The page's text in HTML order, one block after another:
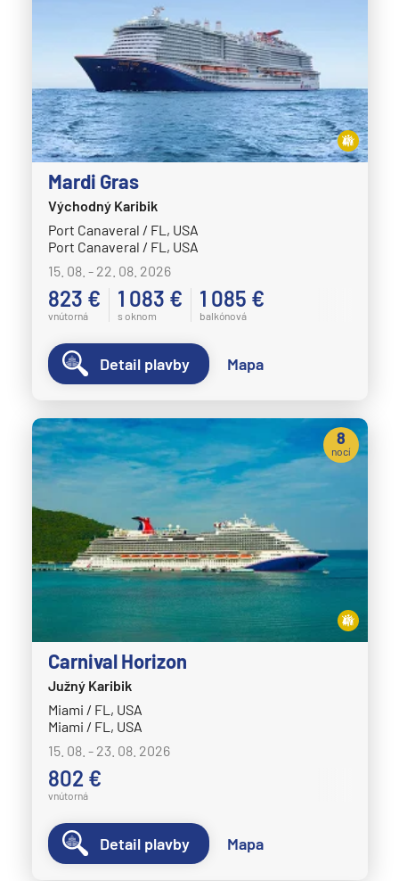
Mardi Gras
Východný Karibik
Port Canaveral / FL, USA
Port Canaveral / FL, USA
15. 08. - 22. 08. 2026
823 €
vnútorná
1 083 €
s oknom
1 085 €
balkónová
Detail plavby Mapa
Carnival Horizon
Južný Karibik
Miami / FL, USA
Miami / FL, USA
15. 08. - 23. 08. 2026
802 €
vnútorná
8
nocí
Detail plavby Mapa